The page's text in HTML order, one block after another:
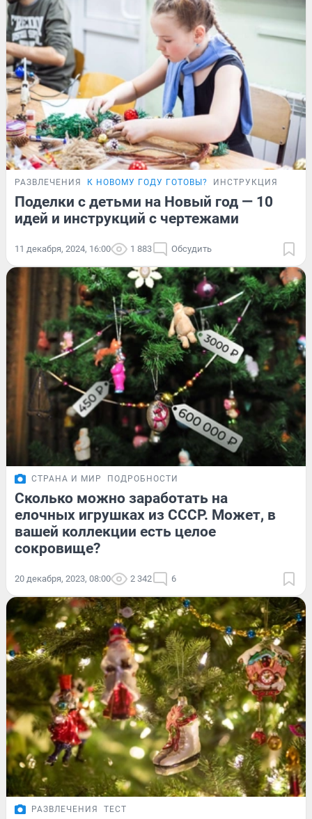
РАЗВЛЕЧЕНИЯ К НОВОМУ ГОДУ ГОТОВЫ? ИНСТРУКЦИЯ
Поделки с детьми на Новый год — 10
идей и инструкций с чертежами
11 декабря, 2024, 16:00 1 883 Обсудить
СТРАНА И МИР ПОДРОБНОСТИ
Сколько можно заработать на
елочных игрушках из СССР. Может, в
вашей коллекции есть целое
сокровище?
20 декабря, 2023, 08:00 2 342 6
РАЗВЛЕЧЕНИЯ ТЕСТ